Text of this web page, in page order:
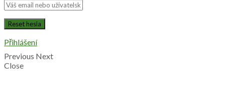
Přihlášení
Previous Next
Close